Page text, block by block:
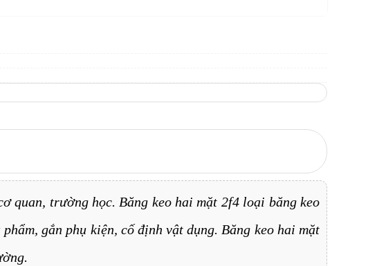
quan, trường học. Băng keo hai mặt 2f4 loại băng keo
gắn phụ kiện, cố định vật dụng. Băng keo hai mặt